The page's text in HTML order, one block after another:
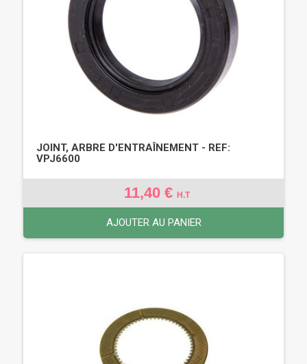
JOINT, ARBRE D'ENTRAÎNEMENT - REF:
VPJ6600
11,40 € H.T
AJOUTER AU PANIER